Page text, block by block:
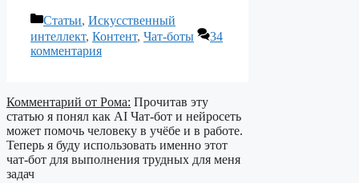
Рубрики
Статьи, Искусственный
интеллект, Контент, Чат-боты
34
комментария
Комментарий от Рома: Прочитав эту
статью я понял как AI Чат-бот и нейросеть
может помочь человеку в учёбе и в работе.
Теперь я буду использовать именно этот
чат-бот для выполнения трудных для меня
задач